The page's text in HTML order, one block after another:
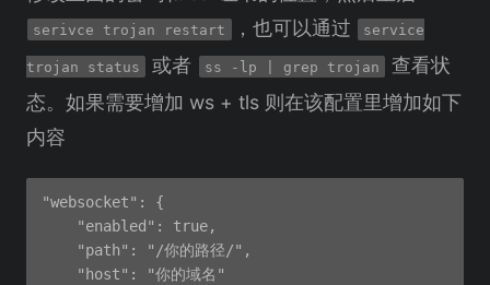
serivce trojan restart ，也可以通过 service
trojan status 或者 ss -lp | grep trojan
查看状
态。如果需要增加 ws + tls 则在该配置里增加如下
内容
"websocket": {
    "enabled": true,
    "path": "/你的路径/",
    "host": "你的域名"